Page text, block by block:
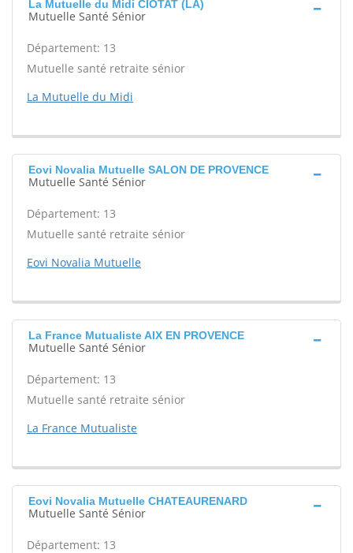
La Mutuelle du Midi CIOTAT (LA)
Mutuelle Santé Sénior
Département: 13
Mutuelle santé retraite sénior
La Mutuelle du Midi
Eovi Novalia Mutuelle SALON DE PROVENCE
Mutuelle Santé Sénior
Département: 13
Mutuelle santé retraite sénior
Eovi Novalia Mutuelle
La France Mutualiste AIX EN PROVENCE
Mutuelle Santé Sénior
Département: 13
Mutuelle santé retraite sénior
La France Mutualiste
Eovi Novalia Mutuelle CHATEAURENARD
Mutuelle Santé Sénior
Département: 13